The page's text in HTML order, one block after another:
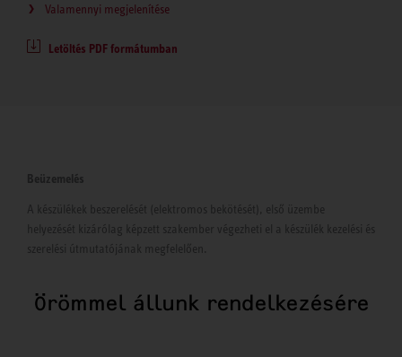
Valamennyi megjelenítése
Letöltés PDF formátumban
Beüzemelés
A készülékek beszerelését (elektromos bekötését), első üzembe
helyezését kizárólag képzett szakember végezheti el a készülék kezelési és
szerelési útmutatójának megfelelően.
Örömmel állunk rendelkezésére